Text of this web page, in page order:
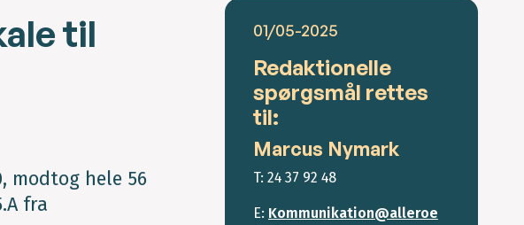
til
modtog hele 56
fra
01/05-2025
Redaktionelle
spørgsmål rettes
til:
Marcus Nymark
T: 24 37 92 48
E: Kommunikation@alleroe